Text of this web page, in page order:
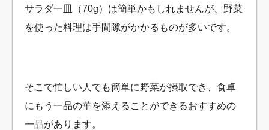
サラダ一皿（70g）は簡単かもしれませんが、野菜
を使った料理は手間隙がかかるものが多いです。
そこで忙しい人でも簡単に野菜が摂取でき、食卓
にもう一品の華を添えることができるおすすめの
一品があります。